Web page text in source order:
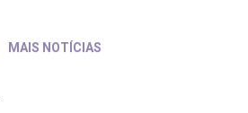
MAIS NOTÍCIAS